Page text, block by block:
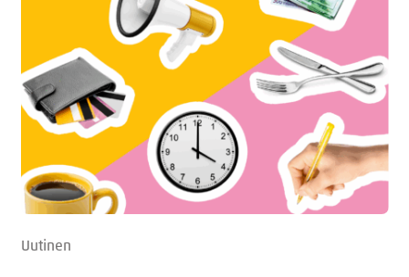
Uutinen